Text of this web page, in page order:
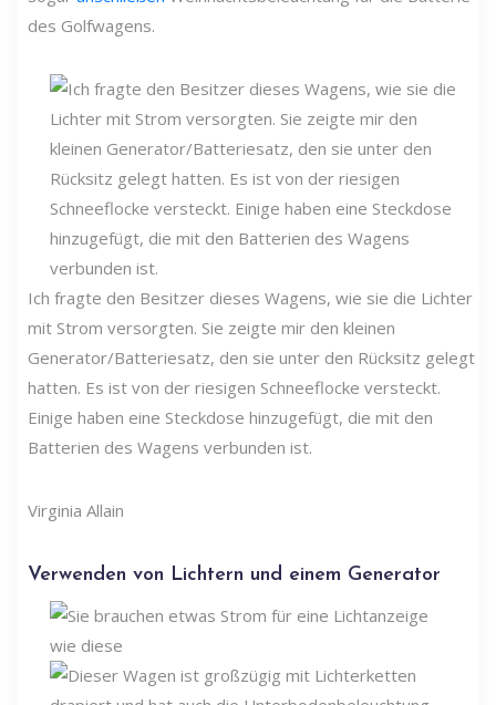
des Golfwagens.
Ich fragte den Besitzer dieses Wagens, wie sie die Lichter
mit Strom versorgten. Sie zeigte mir den kleinen
Generator/Batteriesatz, den sie unter den Rücksitz gelegt
hatten. Es ist von der riesigen Schneeflocke versteckt.
Einige haben eine Steckdose hinzugefügt, die mit den
Batterien des Wagens verbunden ist.
Virginia Allain
Verwenden von Lichtern und einem Generator